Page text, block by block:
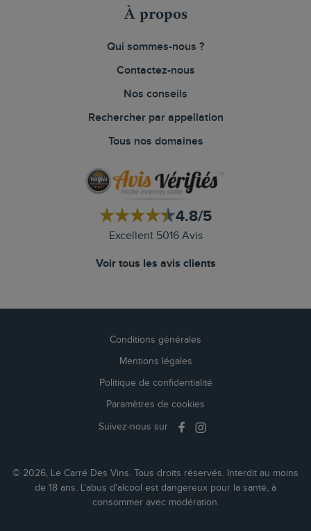
À propos
Qui sommes-nous ?
Contactez-nous
Nos conseils
Rechercher par appellation
Tous nos domaines
4.8/5
Excellent 5016 Avis
Voir tous les avis clients
Conditions générales
Mentions légales
Politique de confidentialité
Paramètres de cookies
Suivez-nous sur
© 2026, Le Carré Des Vins. Tous droits réservés. Interdit au moins
de 18 ans. L'abus d'alcool est dangereux pour la santé, à
consommer avec modération.